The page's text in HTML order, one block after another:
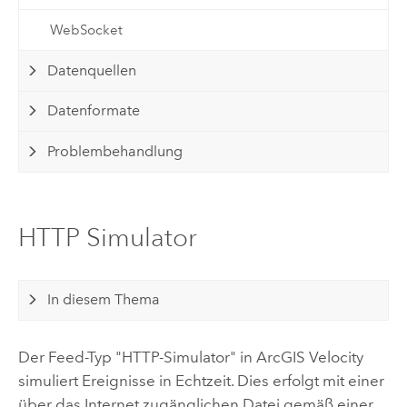
WebSocket
Datenquellen
Datenformate
Problembehandlung
HTTP Simulator
In diesem Thema
Der Feed-Typ "HTTP-Simulator" in ArcGIS Velocity
simuliert Ereignisse in Echtzeit. Dies erfolgt mit einer